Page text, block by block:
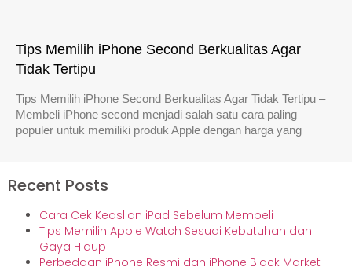
Tips Memilih iPhone Second Berkualitas Agar
Tidak Tertipu
Tips Memilih iPhone Second Berkualitas Agar Tidak Tertipu –
Membeli iPhone second menjadi salah satu cara paling
populer untuk memiliki produk Apple dengan harga yang
Recent Posts
Cara Cek Keaslian iPad Sebelum Membeli
Tips Memilih Apple Watch Sesuai Kebutuhan dan
Gaya Hidup
Perbedaan iPhone Resmi dan iPhone Black Market